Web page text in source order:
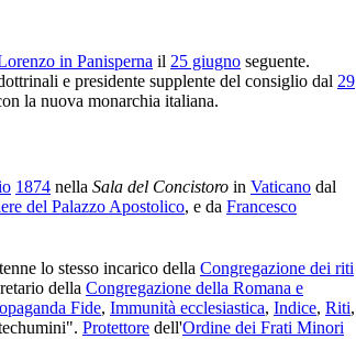
in Panisperna il 25 giugno seguente.
e presidente supplente del consiglio dal 29
la nuova monarchia italiana.
1874 nella Sala del Concistoro in Vaticano dal
del Palazzo Apostolico, e da Francesco
lo stesso incarico della Congregazione dei riti
della Congregazione della Romana e
Fide, Immunità ecclesiastica, Indice, Riti,
Protettore dell'Ordine dei Frati Minori